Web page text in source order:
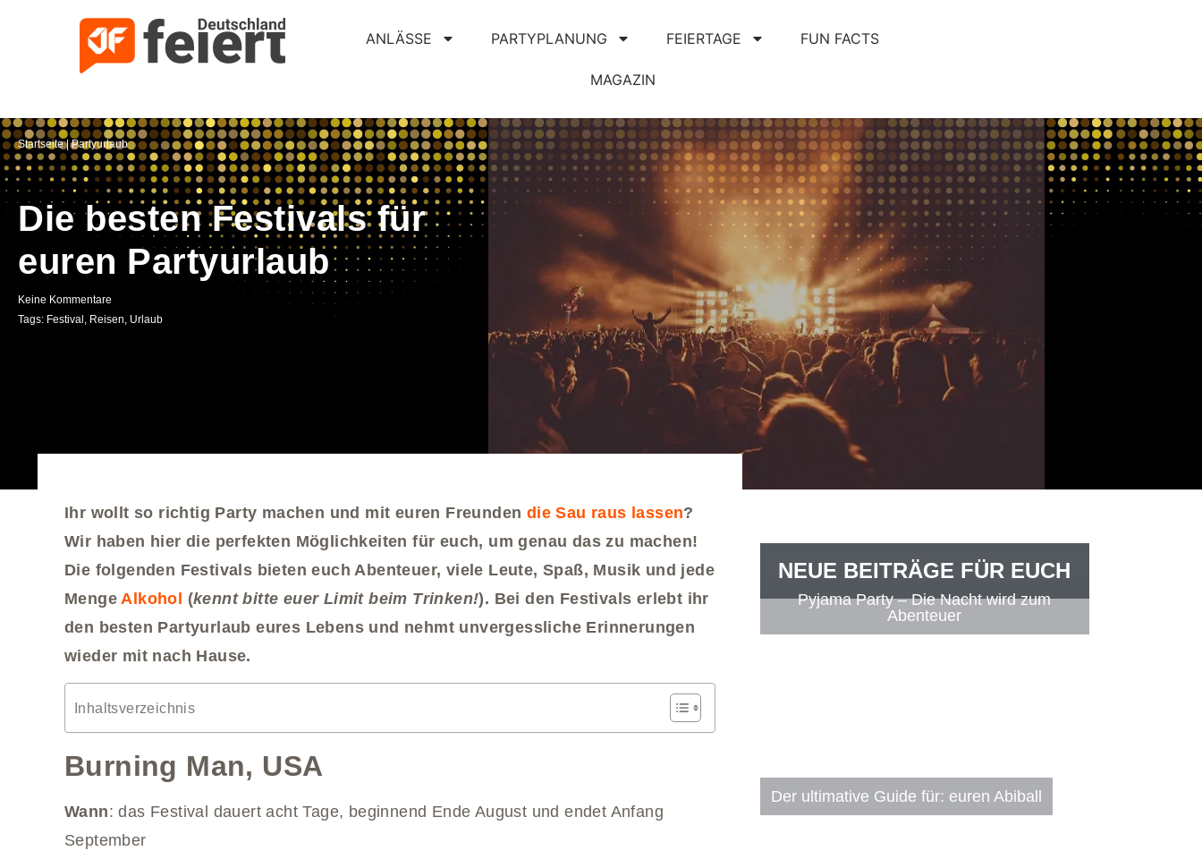
ANLÄSSE PARTYPLANUNG FEIERTAGE FUN FACTS
MAGAZIN
Startseite|Partyurlaub
Die besten Festivals für
euren Partyurlaub
Keine Kommentare
Tags: Festival , Reisen, Urlaub
Ihr wollt so richtig Party machen und mit euren Freunden die Sau raus lassen?
Wir haben hier die perfekten Möglichkeiten für euch, um genau das zu machen!
Die folgenden Festivals bieten euch Abenteuer, viele Leute, Spaß, Musik und jede
Menge Alkohol (kennt bitte euer Limit beim Trinken!). Bei den Festivals erlebt ihr
den besten Partyurlaub eures Lebens und nehmt unvergessliche Erinnerungen
wieder mit nach Hause.
Inhaltsverzeichnis
Burning Man, USA
Wann: das Festival dauert acht Tage, beginnend Ende August und endet Anfang
September
NEUE BEITRÄGE FÜR EUCH
Pyjama Party – Die Nacht wird zum
Abenteuer
Der ultimative Guide für: euren Abiball